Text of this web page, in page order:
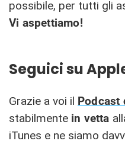
possibile, per tutti gli
Vi aspettiamo!
Seguici su
Grazie a voi il Podcast
stabilmente in vetta
iTunes e ne siamo